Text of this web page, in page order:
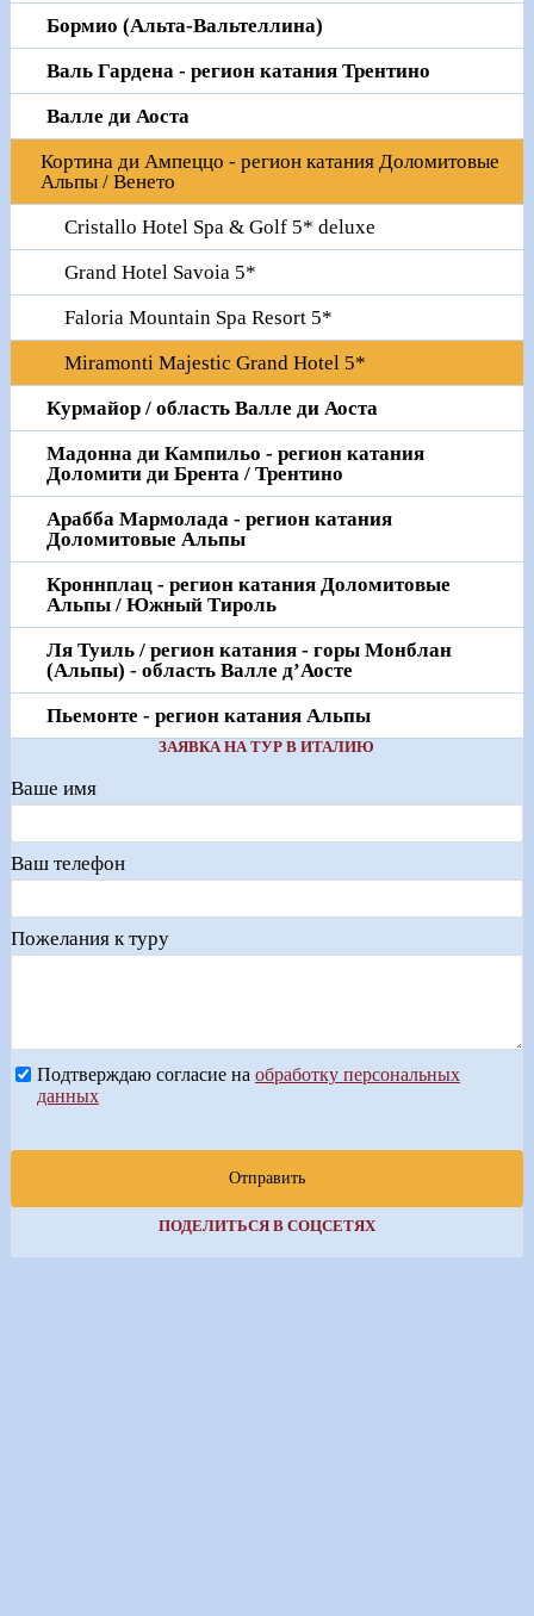
Бормио (Альта-Вальтеллина)
Валь Гардена - регион катания Трентино
Валле ди Аоста
Кортина ди Ампеццо - регион катания Доломитовые
Альпы / Венето
Cristallo Hotel Spa & Golf 5* deluxe
Grand Hotel Savoia 5*
Faloria Mountain Spa Resort 5*
Miramonti Majestic Grand Hotel 5*
Курмайор / область Валле ди Аоста
Мадонна ди Кампильо - регион катания
Доломити ди Брента / Трентино
Арабба Мармолада - регион катания
Доломитовые Альпы
Кроннплац - регион катания Доломитовые
Альпы / Южный Тироль
Ля Туиль / регион катания - горы Монблан
(Альпы) - область Валле д’Аосте
Пьемонте - регион катания Альпы
ЗАЯВКА НА ТУР В ИТАЛИЮ
Ваше имя
Ваш телефон
Пожелания к туру
Подтверждаю согласие на обработку персональных
данных
Отправить
ПОДЕЛИТЬСЯ В СОЦСЕТЯХ